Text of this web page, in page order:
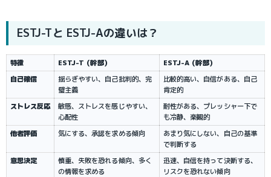
ESTJ-Tと ESTJ-Aの違いは？
特徴 ESTJ-T (幹部)
ESTJ-A (幹部)
自己確信
揺らぎやすい、自己批判的、完
璧主義
比較的高い、自信がある、自己
肯定的
ストレス反応
敏感、ストレスを感じやすい、
心配性
耐性がある、プレッシャー下で
も冷静、楽観的
他者評価
気にする、承認を求める傾向
あまり気にしない、自己の基準
で判断する
意思決定
慎重、失敗を恐れる傾向、多く
の情報を求める
迅速、自信を持って決断する、
リスクを恐れない傾向